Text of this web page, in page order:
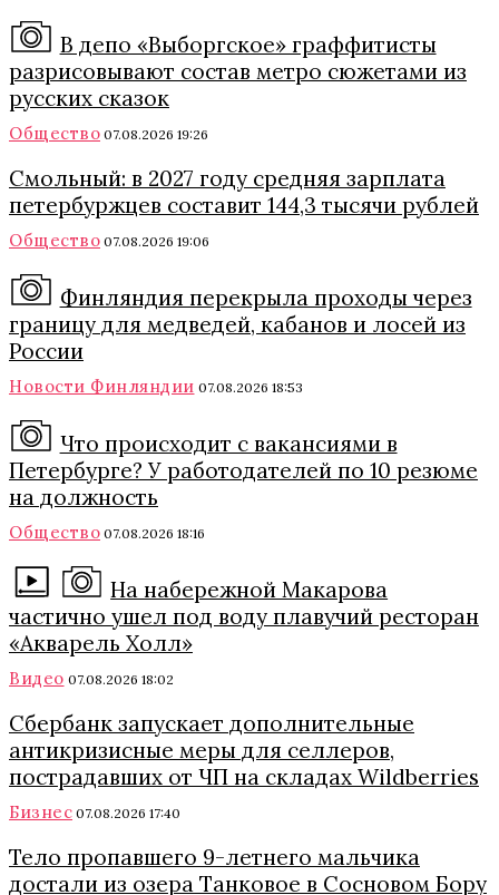
В депо «Выборгское» граффитисты
разрисовывают состав метро сюжетами из
русских сказок
Общество 07.08.2026 19:26
Смольный: в 2027 году средняя зарплата
петербуржцев составит 144,3 тысячи рублей
Общество 07.08.2026 19:06
Финляндия перекрыла проходы через
границу для медведей, кабанов и лосей из
России
Новости Финляндии 07.08.2026 18:53
Что происходит с вакансиями в
Петербурге? У работодателей по 10 резюме
на должность
Общество 07.08.2026 18:16
На набережной Макарова
частично ушел под воду плавучий ресторан
«Акварель Холл»
Видео 07.08.2026 18:02
Сбербанк запускает дополнительные
антикризисные меры для селлеров,
пострадавших от ЧП на складах Wildberries
Бизнес 07.08.2026 17:40
Тело пропавшего 9-летнего мальчика
достали из озера Танковое в Сосновом Бору